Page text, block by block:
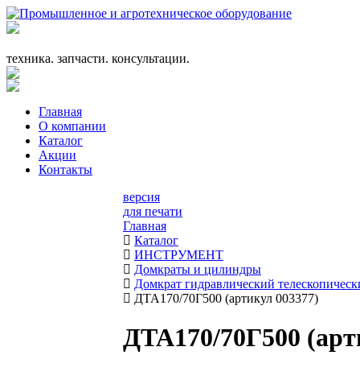
техника. запчасти. консультации.
Главная
О компании
Каталог
Акции
Контакты
версия
для печати
Главная
Каталог
ИНСТРУМЕНТ
Домкраты и цилиндры
Домкрат гидравлический
ДТА170/70Г500 (артикул 003377)
ДТА170/70Г500